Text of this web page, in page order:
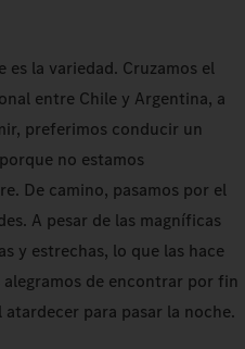
es la variedad. Cruzamos el
entre Chile y Argentina, a
preferimos conducir un
no estamos
De camino, pasamos por el
A pesar de las magníficas
y estrechas, lo que las hace
de encontrar por fin
para pasar la noche.